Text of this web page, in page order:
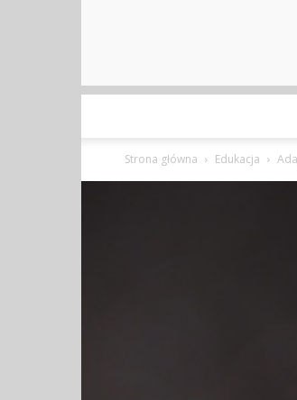
Strona główna Edukacja